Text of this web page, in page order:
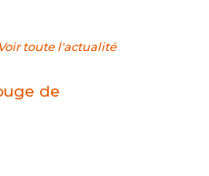
Voir toute l'actualité
de